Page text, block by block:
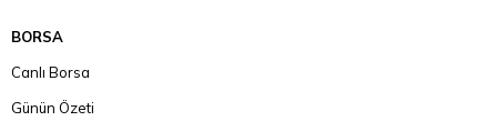
BORSA
Canlı Borsa
Günün Özeti